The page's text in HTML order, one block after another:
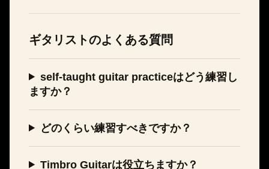
ギタリストのよくある質問
self-taught guitar practiceはどう練習し
ますか？
どのくらい練習すべきですか？
Timbro Guitarは役立ちますか？